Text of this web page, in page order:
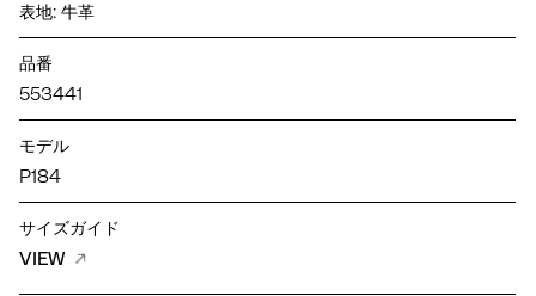
表地: 牛革
品番
553441
モデル
P184
サイズガイド
VIEW